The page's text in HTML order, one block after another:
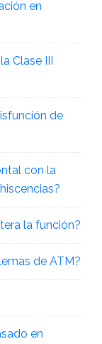
en
Clase III
de
con la
la función?
de ATM?
en